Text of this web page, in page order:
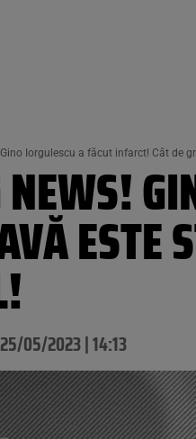
Gino Iorgulescu a făcut infarct! Cât de
ESTE
25/05/2023 | 14:13